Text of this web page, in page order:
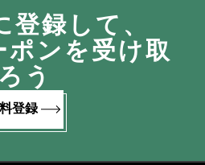
登録して、
ポンを受け取
ろう
登録